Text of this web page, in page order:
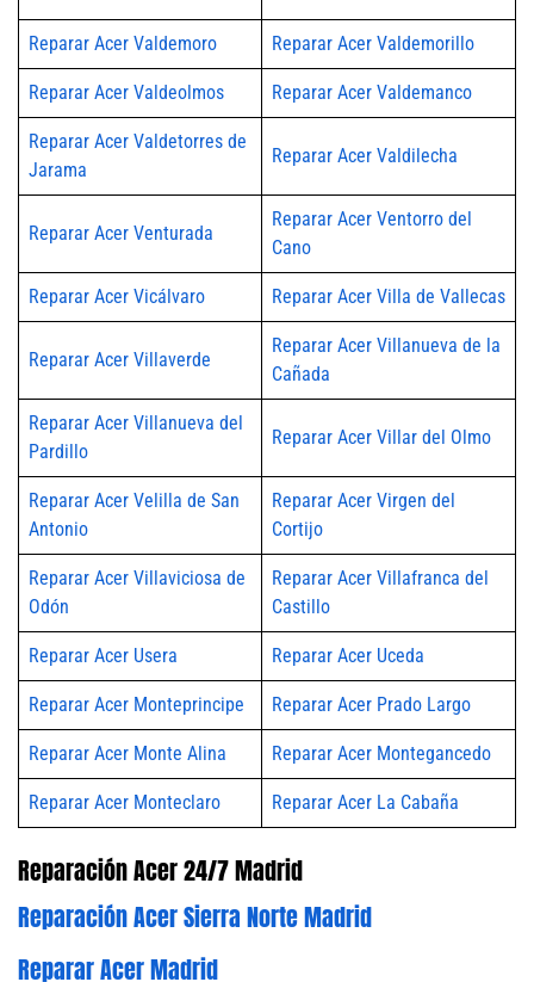
Reparar Acer Valdemoro Reparar Acer Valdemorillo
Reparar Acer Valdeolmos Reparar Acer Valdemanco
Reparar Acer Valdetorres de
Jarama
Reparar Acer Valdilecha
Reparar Acer Venturada
Reparar Acer Ventorro del
Cano
Reparar Acer Vicálvaro Reparar Acer Villa de Vallecas
Reparar Acer Villaverde
Reparar Acer Villanueva de la
Cañada
Reparar Acer Villanueva del
Pardillo
Reparar Acer Villar del Olmo
Reparar Acer Velilla de San
Antonio
Reparar Acer Virgen del
Cortijo
Reparar Acer Villaviciosa de
Odón
Reparar Acer Villafranca del
Castillo
Reparar Acer Usera Reparar Acer Uceda
Reparar Acer Monteprincipe Reparar Acer Prado Largo
Reparar Acer Monte Alina Reparar Acer Montegancedo
Reparar Acer Monteclaro Reparar Acer La Cabaña
Reparación Acer 24/7 Madrid
Reparación Acer Sierra Norte Madrid
Reparar Acer Madrid